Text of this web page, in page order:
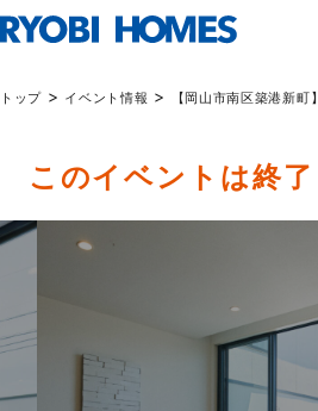
トップ > イベント情報 > 【岡山市南区築港新
このイベントは終了